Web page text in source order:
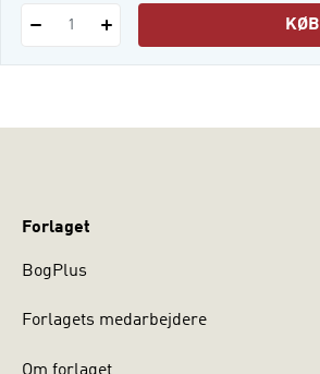
1 KØB
Forlaget
BogPlus
Forlagets medarbejdere